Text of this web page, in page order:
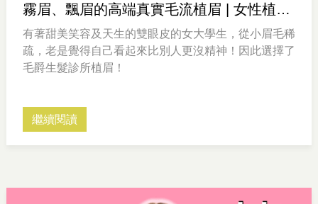
霧眉、飄眉的高端真實毛流植眉 | 女性植眉
| 修飾臉型
有著甜美笑容及天生的雙眼皮的女大學生，從小眉毛稀
疏，老是覺得自己看起來比別人更沒精神！因此選擇了
毛爵生髮診所植眉！
繼續閱讀